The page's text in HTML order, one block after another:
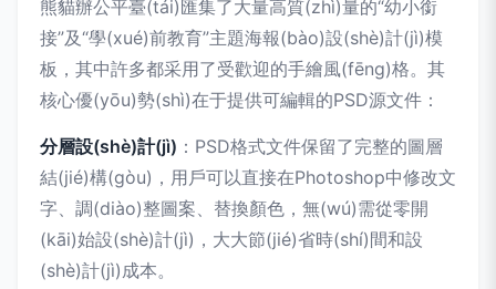
熊貓辦公平臺(tái)匯集了大量高質(zhì)量的“幼小銜
接”及“學(xué)前教育”主題海報(bào)設(shè)計(jì)模
板，其中許多都采用了受歡迎的手繪風(fēng)格。其
核心優(yōu)勢(shì)在于提供可編輯的PSD源文件：
分層設(shè)計(jì) ：PSD格式文件保留了完整的圖層
結(jié)構(gòu)，用戶可以直接在Photoshop中修改文
字、調(diào)整圖案、替換顏色，無(wú)需從零開
(kāi)始設(shè)計(jì)，大大節(jié)省時(shí)間和設
(shè)計(jì)成本。